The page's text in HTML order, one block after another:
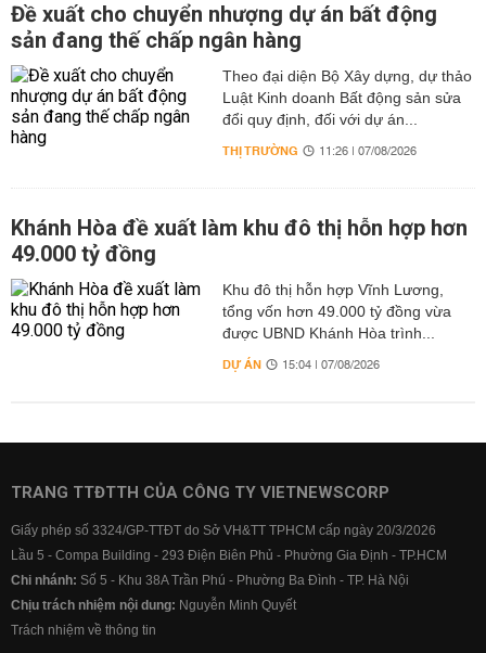
Đề xuất cho chuyển nhượng dự án bất động
sản đang thế chấp ngân hàng
Theo đại diện Bộ Xây dựng, dự thảo
Luật Kinh doanh Bất động sản sửa
đổi quy định, đối với dự án...
THỊ TRƯỜNG 11:26 | 07/08/2026
Khánh Hòa đề xuất làm khu đô thị hỗn hợp hơn
49.000 tỷ đồng
Khu đô thị hỗn hợp Vĩnh Lương,
tổng vốn hơn 49.000 tỷ đồng vừa
được UBND Khánh Hòa trình...
DỰ ÁN 15:04 | 07/08/2026
TRANG TTĐTTH CỦA CÔNG TY VIETNEWSCORP
Giấy phép số 3324/GP-TTĐT do Sở VH&TT TPHCM cấp ngày 20/3/2026
Lầu 5 - Compa Building - 293 Điện Biên Phủ - Phường Gia Định - TP.HCM
Chi nhánh: Số 5 - Khu 38A Trần Phú - Phường Ba Đình - TP. Hà Nội
Chịu trách nhiệm nội dung: Nguyễn Minh Quyết
Trách nhiệm về thông tin